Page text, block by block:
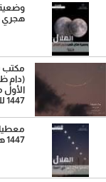
28 "وفاة النبيهجري
مكتب
(دام
1447 للهجرة .
1447 هـ